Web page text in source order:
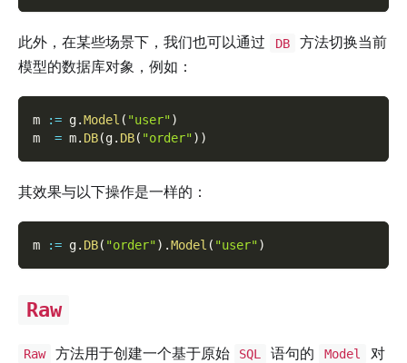
此外，在某些场景下，我们也可以通过 DB
方法切换当前
模型的数据库对象，例如：
m := g.Model ( "user")
m = m. DB(g. DB( "order") )
其效果与以下操作是一样的：
m := g. DB( "order") .Model ( "user")
Raw
Raw 方法用于创建一个基于原始 SQL 语句的 Model
对